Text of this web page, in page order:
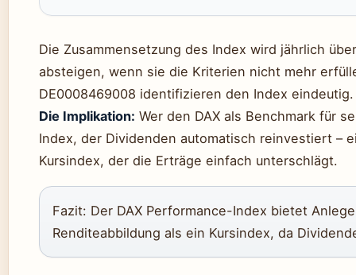
Die Zusammensetzung des Index wird jährlich
absteigen, wenn sie die Kriterien nicht mehr
DE0008469008 identifizieren den Index eindeutig.
Die Implikation: Wer den DAX als Benchmark für
Index, der Dividenden automatisch reinvestiert –
Kursindex, der die Erträge einfach unterschlägt.
Fazit: Der DAX Performance-Index bietet
Renditeabbildung als ein Kursindex, da